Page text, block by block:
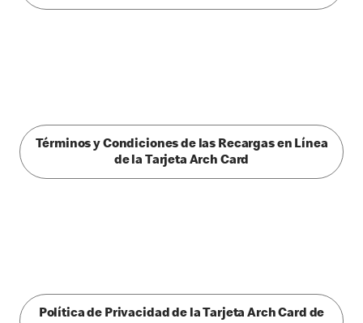
Términos y Condiciones de las Recargas en Línea
de la Tarjeta Arch Card
Política de Privacidad de la Tarjeta Arch Card de